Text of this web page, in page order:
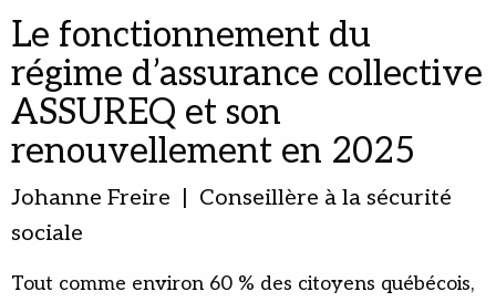
Le fonctionnement du
régime d’assurance collective
ASSUREQ et son
renouvellement en 2025
Johanne Freire | Conseillère à la sécurité
sociale
Tout comme environ 60 % des citoyens québécois,